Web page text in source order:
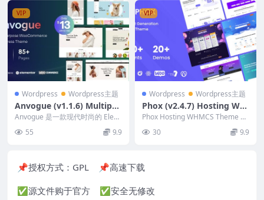
VIP
Wordpress Wordpress主题
Anvogue (v1.1.6) Multipur
pose WooCommerce Wor
Anvogue 是一款现代时尚的 Elem
55 9.9
VIP
Wordpress Wordpress主题
Phox (v2.4.7) Hosting WH
MCS Theme
Phox Hosting WHMCS Theme 是
托管公司的完美解决方案。Ph...
30 9.9
📌授权方式： GPL 📌高速下载
✅源文件购于官方 ✅安全无修改